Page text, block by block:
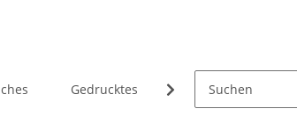
Gedrucktes Heimatkollektion